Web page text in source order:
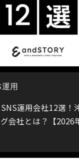
運用
運用会社12選！
会社とは？【2026